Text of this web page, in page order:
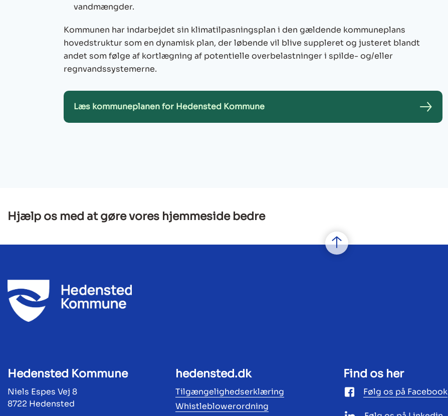
vandmængder.
Kommunen har indarbejdet sin klimatilpasningsplan i den gældende kommuneplans
hovedstruktur som en dynamisk plan, der løbende vil blive suppleret og justeret blandt
andet som følge af kortlægning af potentielle overbelastninger i spilde- og/eller
regnvandssystemerne.
Læs kommuneplanen for Hedensted Kommune
Hjælp os med at gøre vores hjemmeside bedre
Hedensted Kommune
Niels Espes Vej 8
8722 Hedensted
hedensted.dk
Tilgængelighedserklæring
Whistleblowerordning
Find os her
Følg os på Facebook